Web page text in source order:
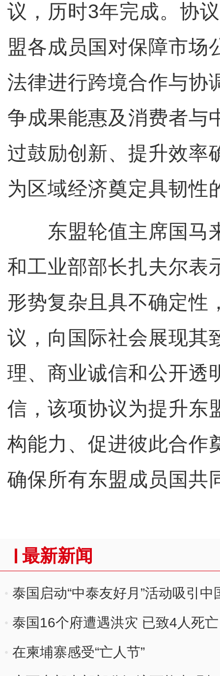
议，历时3年完成。协
盟各成员国对保障市场
法律进行跨境合作与协
争成果能惠及消费者与
过鼓励创新、提升效率
为区域经济奠定具韧性
东盟轮值主席国马
和工业部部长扎夫尔表
形势复杂且具不确定性
议，向国际社会展现其
理、商业诚信和公开透
信，该项协议为提升东
构能力、促进彼此合作
确保所有东盟成员国共
最新新闻
泰国启动“中泰友好月”活动吸引中
泰国16个府遭遇洪灾 已致4人死亡
在柬埔寨感受“亡人节”